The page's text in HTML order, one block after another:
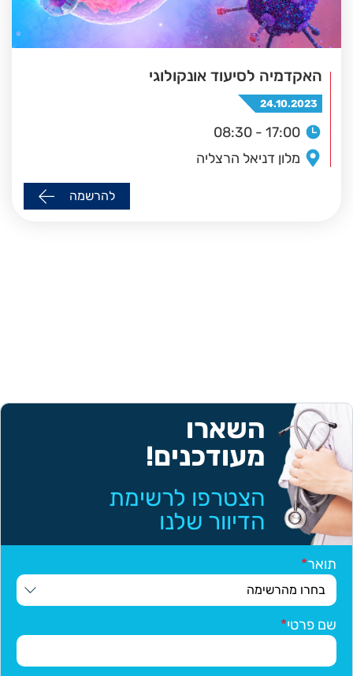
האקדמיה לסיעוד אונקולוגי
24.10.2023
08:30 - 17:00
מלון דניאל הרצליה
להרשמה
השארו
מעודכנים!
הצטרפו לרשימת
הדיוור שלנו
תואר
שם פרטי